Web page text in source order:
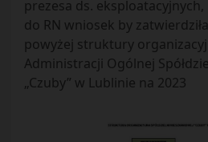
prezesa ds.
do RN wniosek by
powyżej struktury
Administracji Ogólnej
„Czuby” w Lublinie na 2023